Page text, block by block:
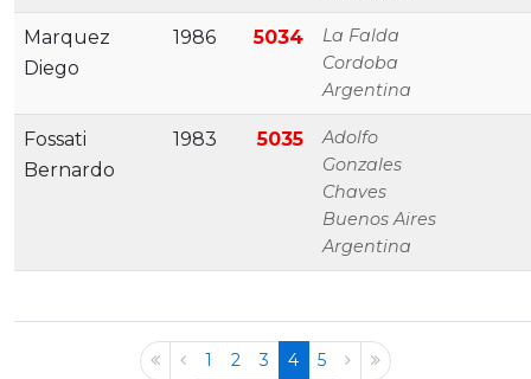
Marquez
Diego
1986 5034
La Falda
Cordoba
Argentina
Fossati
Bernardo
1983 5035
Adolfo
Gonzales
Chaves
Buenos Aires
Argentina
1 2 3 4 5